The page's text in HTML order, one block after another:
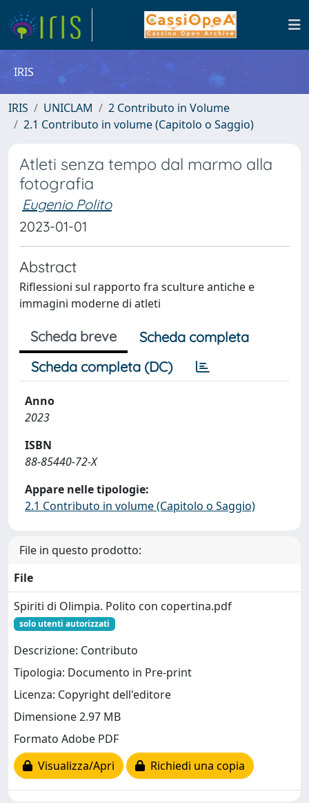
IRIS
IRIS UNICLAM
2 Contributo in Volume
2.1 Contributo in volume (Capitolo o Saggio)
Atleti senza tempo dal marmo alla
fotografia
Eugenio Polito
2023-01-01
Abstract
Riflessioni sul rapporto fra sculture antiche e
immagini moderne di atleti
Scheda breve
Scheda completa
Scheda completa (DC)
Anno
2023
ISBN
88-85440-72-X
Appare nelle tipologie:
2.1 Contributo in volume (Capitolo o Saggio)
File in questo prodotto:
File
Spiriti di Olimpia. Polito con copertina.pdf
solo utenti autorizzati
Descrizione: Contributo
Tipologia: Documento in Pre-print
Licenza: Copyright dell'editore
Dimensione 2.97 MB
Formato Adobe PDF
Visualizza/Apri
Richiedi una copia